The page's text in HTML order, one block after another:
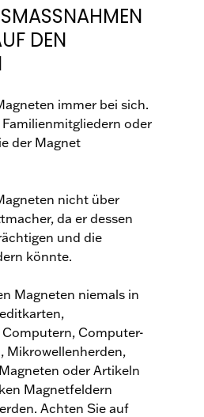
DEN
immer bei sich.
oder
der Magnet
nicht über
da er dessen
und die
könnte.
Magneten niemals in
Computern, Computer-
Mikrowellenherden,
oder Artikeln
Magnetfeldern
Achten Sie auf